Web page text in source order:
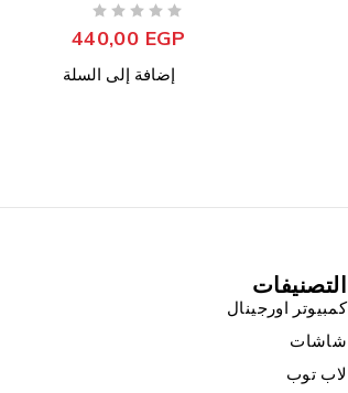
90,00 EGP
إضافة إلى السلة
التصنيفات
كمبيوتر اورجينال
شاشات
لاب توب